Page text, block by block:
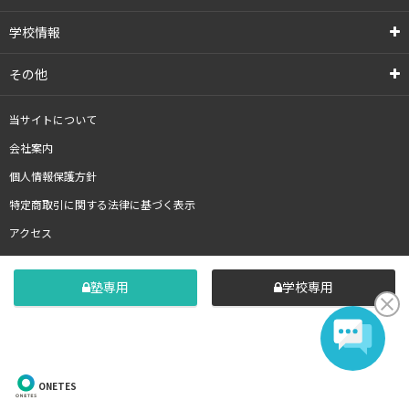
学校情報
その他
当サイトについて
会社案内
個人情報保護方針
特定商取引に関する法律に基づく表示
アクセス
塾専用 学校専用
ONETES